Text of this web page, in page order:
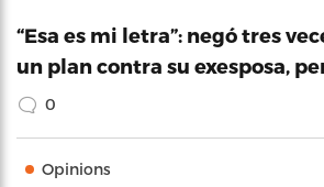
“Esa es mi letra”: negó tres
un plan contra su exesposa,
0
Opinions